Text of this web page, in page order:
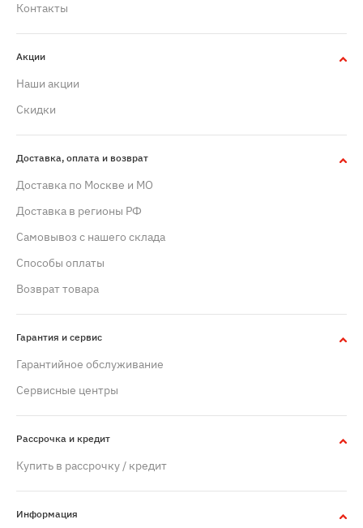
Контакты
Акции
Наши акции
Скидки
Доставка, оплата и возврат
Доставка по Москве и МО
Доставка в регионы РФ
Самовывоз с нашего склада
Способы оплаты
Возврат товара
Гарантия и сервис
Гарантийное обслуживание
Сервисные центры
Рассрочка и кредит
Купить в рассрочку / кредит
Информация